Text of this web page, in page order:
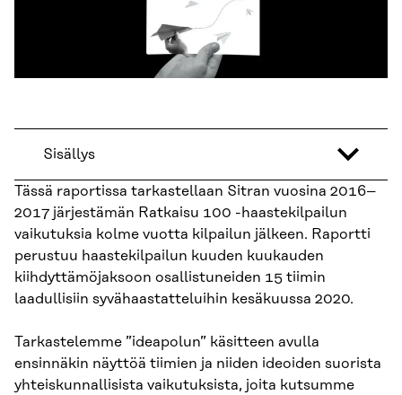
Sisällys
Tässä raportissa tarkastellaan Sitran vuosina 2016–
2017 järjestämän Ratkaisu 100 -haastekil­pailun
vaikutuksia kolme vuotta kilpailun jälkeen. Raportti
perustuu haastekilpailun kuuden kuukauden
kiihdyttämöjaksoon osallistuneiden 15 tiimin
laadullisiin syvähaastatteluihin kesäkuussa 2020.
Tarkastelemme ”ideapolun” käsitteen avulla
ensinnäkin näyttöä tiimien ja niiden ideoiden suorista
yhteiskunnallisista vaikutuksista, joita kutsumme